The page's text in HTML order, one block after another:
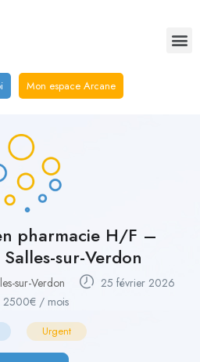
Mon espace Arcane
pharmacie H/F –
sur-Verdon
sur-Verdon
25 février 2026
2500€/ mois
Urgent